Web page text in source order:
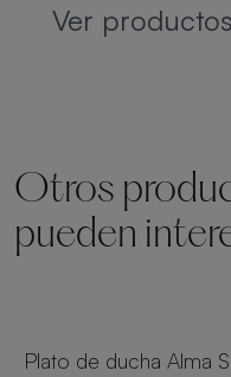
Ver productos
Otros
pueden
Plato de ducha Alma